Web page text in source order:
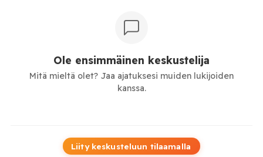
Ole ensimmäinen keskustelija
Mitä mieltä olet? Jaa ajatuksesi muiden lukijoiden
kanssa.
Liity keskusteluun tilaamalla